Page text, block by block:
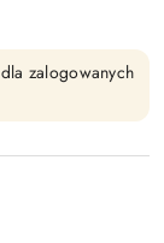
zalogowanych